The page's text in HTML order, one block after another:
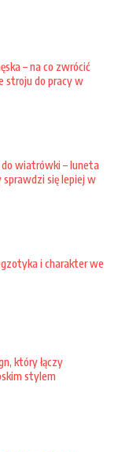
– na co zwrócić
stroju do pracy w
do wiatrówki – luneta
się lepiej w
i charakter we
który łączy
stylem